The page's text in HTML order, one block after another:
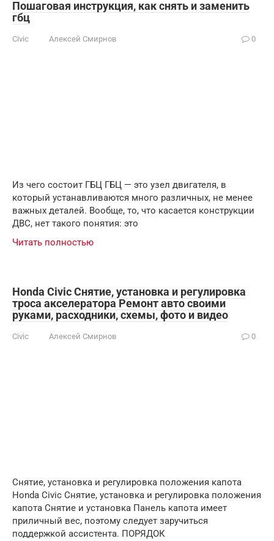
Пошаговая инструкция, как снять и заменить
гбц
Civic Алексей Смирнов 0
Из чего состоит ГБЦ ГБЦ — это узел двигателя, в
который устанавливаются много различных, не менее
важных деталей. Вообще, то, что касается конструкции
ДВС, нет такого понятия: это
Читать полностью
Honda Civic Снятие, установка и регулировка
троса акселератора Ремонт авто своими
руками, расходники, схемы, фото и видео
Civic Алексей Смирнов 0
Снятие, установка и регулировка положения капота
Honda Civic Снятие, установка и регулировка положения
капота Снятие и установка Панель капота имеет
приличный вес, поэтому следует заручиться
поддержкой ассистента. ПОРЯДОК